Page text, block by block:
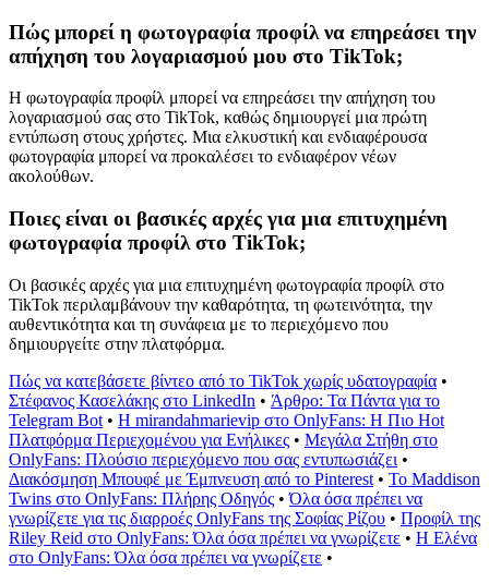
Πώς μπορεί η φωτογραφία προφίλ να επηρεάσει την
απήχηση του λογαριασμού μου στο TikTok;
Η φωτογραφία προφίλ μπορεί να επηρεάσει την απήχηση του
λογαριασμού σας στο TikTok, καθώς δημιουργεί μια πρώτη
εντύπωση στους χρήστες. Μια ελκυστική και ενδιαφέρουσα
φωτογραφία μπορεί να προκαλέσει το ενδιαφέρον νέων
ακολούθων.
Ποιες είναι οι βασικές αρχές για μια επιτυχημένη
φωτογραφία προφίλ στο TikTok;
Οι βασικές αρχές για μια επιτυχημένη φωτογραφία προφίλ στο
TikTok περιλαμβάνουν την καθαρότητα, τη φωτεινότητα, την
αυθεντικότητα και τη συνάφεια με το περιεχόμενο που
δημιουργείτε στην πλατφόρμα.
Πώς να κατεβάσετε βίντεο από το TikTok χωρίς υδατογραφία •
Στέφανος Κασελάκης στο LinkedIn • Άρθρο: Τα Πάντα για το
Telegram Bot • Η mirandahmarievip στο OnlyFans: Η Πιο Hot
Πλατφόρμα Περιεχομένου για Ενήλικες • Μεγάλα Στήθη στο
OnlyFans: Πλούσιο περιεχόμενο που σας εντυπωσιάζει •
Διακόσμηση Μπουφέ με Έμπνευση από το Pinterest • Το Maddison
Twins στο OnlyFans: Πλήρης Οδηγός •Όλα όσα πρέπει να
γνωρίζετε για τις διαρροές OnlyFans της Σοφίας Ρίζου • Προφίλ της
Riley Reid στο OnlyFans: Όλα όσα πρέπει να γνωρίζετε • Η Ελένα
στο OnlyFans: Όλα όσα πρέπει να γνωρίζετε •